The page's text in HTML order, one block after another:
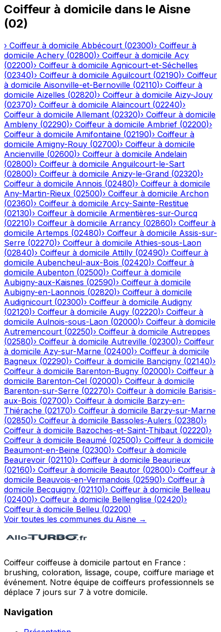
Coiffeur à domicile dans le Aisne
(02)
› Coiffeur à domicile Abbécourt (02300)› Coiffeur à
domicile Achery (02800)› Coiffeur à domicile Acy
(02200)› Coiffeur à domicile Agnicourt-et-Séchelles
(02340)› Coiffeur à domicile Aguilcourt (02190)› Coiffeur
à domicile Aisonville-et-Bernoville (02110)› Coiffeur à
domicile Aizelles (02820)› Coiffeur à domicile Aizy-Jouy
(02370)› Coiffeur à domicile Alaincourt (02240)›
Coiffeur à domicile Allemant (02320)› Coiffeur à domicile
Ambleny (02290)› Coiffeur à domicile Ambrief (02200)›
Coiffeur à domicile Amifontaine (02190)› Coiffeur à
domicile Amigny-Rouy (02700)› Coiffeur à domicile
Ancienville (02600)› Coiffeur à domicile Andelain
(02800)› Coiffeur à domicile Anguilcourt-le-Sart
(02800)› Coiffeur à domicile Anizy-le-Grand (02320)›
Coiffeur à domicile Annois (02480)› Coiffeur à domicile
Any-Martin-Rieux (02500)› Coiffeur à domicile Archon
(02360)› Coiffeur à domicile Arcy-Sainte-Restitue
(02130)› Coiffeur à domicile Armentières-sur-Ourcq
(02210)› Coiffeur à domicile Arrancy (02860)› Coiffeur à
domicile Artemps (02480)› Coiffeur à domicile Assis-sur-
Serre (02270)› Coiffeur à domicile Athies-sous-Laon
(02840)› Coiffeur à domicile Attilly (02490)› Coiffeur à
domicile Aubencheul-aux-Bois (02420)› Coiffeur à
domicile Aubenton (02500)› Coiffeur à domicile
Aubigny-aux-Kaisnes (02590)› Coiffeur à domicile
Aubigny-en-Laonnois (02820)› Coiffeur à domicile
Audignicourt (02300)› Coiffeur à domicile Audigny
(02120)› Coiffeur à domicile Augy (02220)› Coiffeur à
domicile Aulnois-sous-Laon (02000)› Coiffeur à domicile
Autremencourt (02250)› Coiffeur à domicile Autreppes
(02580)› Coiffeur à domicile Autreville (02300)› Coiffeur
à domicile Azy-sur-Marne (02400)› Coiffeur à domicile
Bagneux (02290)› Coiffeur à domicile Bancigny (02140)›
Coiffeur à domicile Barenton-Bugny (02000)› Coiffeur à
domicile Barenton-Cel (02000)› Coiffeur à domicile
Barenton-sur-Serre (02270)› Coiffeur à domicile Barisis-
aux-Bois (02700)› Coiffeur à domicile Barzy-en-
Thiérache (02170)› Coiffeur à domicile Barzy-sur-Marne
(02850)› Coiffeur à domicile Bassoles-Aulers (02380)›
Coiffeur à domicile Bazoches-et-Saint-Thibaut (02220)›
Coiffeur à domicile Beaumé (02500)› Coiffeur à domicile
Beaumont-en-Beine (02300)› Coiffeur à domicile
Beaurevoir (02110)› Coiffeur à domicile Beaurieux
(02160)› Coiffeur à domicile Beautor (02800)› Coiffeur à
domicile Beauvois-en-Vermandois (02590)› Coiffeur à
domicile Becquigny (02110)› Coiffeur à domicile Belleau
(02400)› Coiffeur à domicile Bellenglise (02420)›
Coiffeur à domicile Belleu (02200)
Voir toutes les communes du Aisne →
Coiffeur coiffeuse à domicile partout en France :
brushing, coloration, lissage, coupe, coiffure mariage et
événement. Notre équipe de coiffeurs professionnels se
déplace 7 jours sur 7 à votre domicile.
Navigation